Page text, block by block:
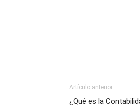
Artículo anterior
¿Qué es la